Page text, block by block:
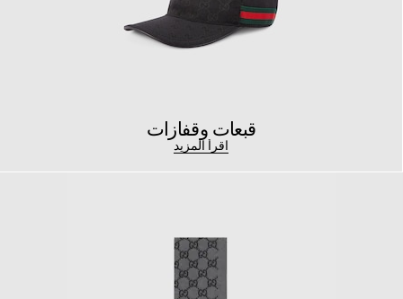
قبعات وقفازات
اقرأ المزيد